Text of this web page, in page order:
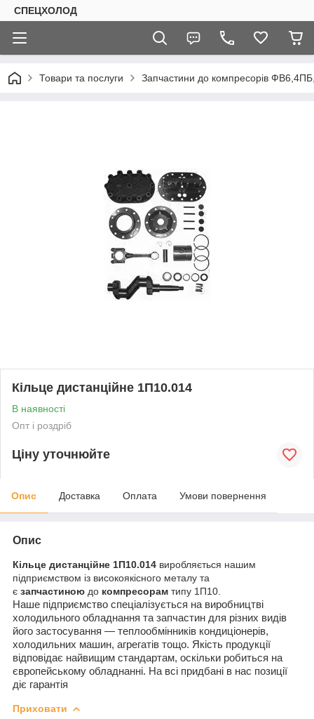
СПЕЦХОЛОД
Товари та послуги Запчастини до компресорів
Кільце дистанційне 1П10.014
В наявності
Опт і роздріб
Ціну уточнюйте
Опис Доставка Оплата Умови повернення
Опис
Кільце дистанційне 1П10.014 виробляється нашим
підприємством із високоякісного металу та
є запчастиною до компресорам типу 1П10.
Наше підприємство спеціалізується на виробництві
холодильного обладнання та запчастин для різних видів
його застосування — теплообмінників кондиціонерів,
холодильних машин, агрегатів тощо. Якість продукції
відповідає найвищим стандартам, оскільки робиться на
європейському обладнанні. На всі придбані в нас позиції
діє гарантія
Приховати